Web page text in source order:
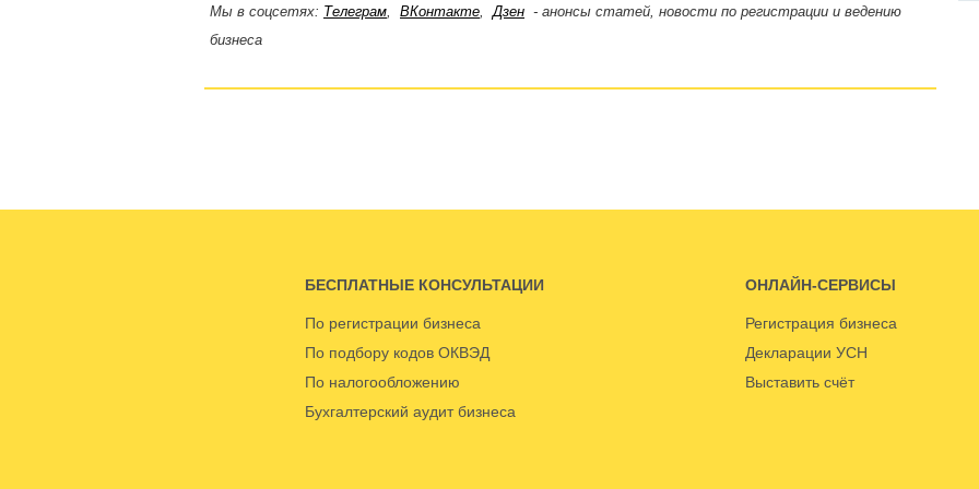
Мы в соцсетях: Телеграм, ВКонтакте,Дзен - анонсы статей, новости по регистрации и ведению
бизнеса
БЕСПЛАТНЫЕ КОНСУЛЬТАЦИИ
По регистрации бизнеса
По подбору кодов ОКВЭД
По налогообложению
Бухгалтерский аудит бизнеса
ОНЛАЙН-СЕРВИСЫ
Регистрация бизнеса
Декларации УСН
Выставить счёт